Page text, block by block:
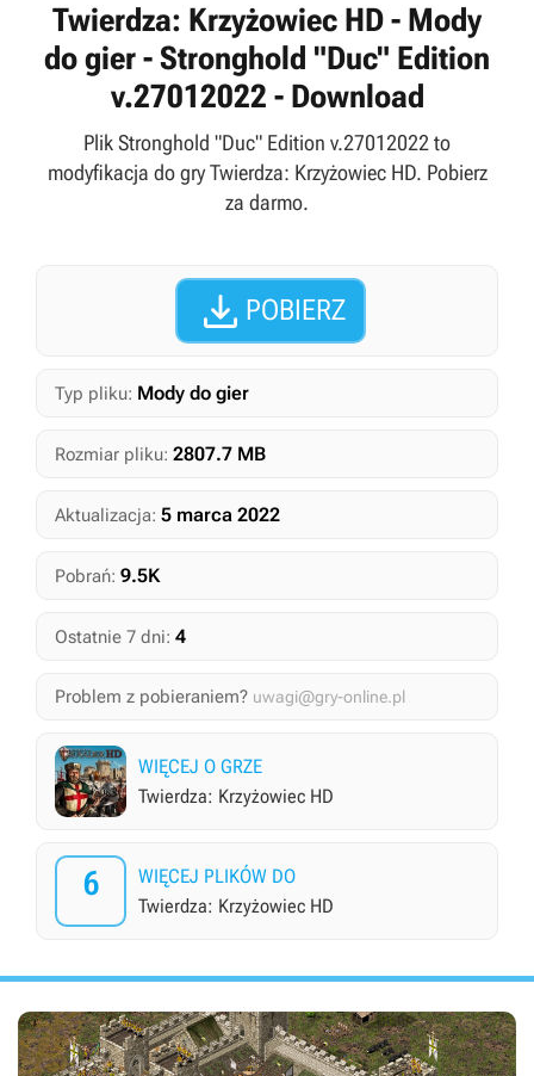
Twierdza: Krzyżowiec HD - Mody
do gier - Stronghold "Duc" Edition
v.27012022 - Download
Plik Stronghold "Duc" Edition v.27012022 to
modyfikacja do gry Twierdza: Krzyżowiec HD. Pobierz
za darmo.
 POBIERZ
Typ pliku: Mody do gier
Rozmiar pliku: 2807.7 MB
Aktualizacja: 5 marca 2022
Pobrań: 9.5K
Ostatnie 7 dni: 4
Problem z pobieraniem? uwagi@gry-online.pl
WIĘCEJ O GRZE
Twierdza: Krzyżowiec HD
6
WIĘCEJ PLIKÓW DO
Twierdza: Krzyżowiec HD